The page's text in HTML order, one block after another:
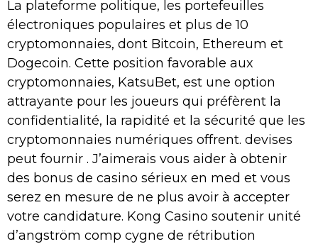
La plateforme politique, les portefeuilles
électroniques populaires et plus de 10
cryptomonnaies, dont Bitcoin, Ethereum et
Dogecoin. Cette position favorable aux
cryptomonnaies, KatsuBet, est une option
attrayante pour les joueurs qui préfèrent la
confidentialité, la rapidité et la sécurité que les
cryptomonnaies numériques offrent. devises ​​
peut fournir . J’aimerais vous aider à obtenir
des bonus de casino sérieux en med et vous
serez en mesure de ne plus avoir à accepter
votre candidature. Kong Casino soutenir unité
d’angström comp cygne de rétribution